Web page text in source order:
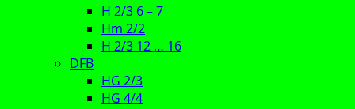
H 2/3 6 – 7
Hm 2/2
H 2/3 12 … 16
DFB
HG 2/3
HG 4/4